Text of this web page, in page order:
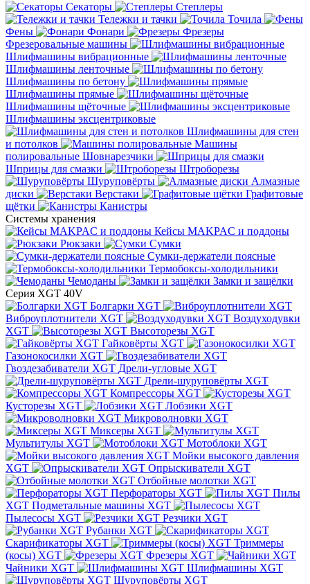
Секаторы
Степлеры
Тележки и тачки
Точила
Фены
Фонари
Фрезеры
Фрезеровальные машины
Шлифмашины вибрационные
Шлифмашины ленточные
Шлифмашины по бетону
Шлифмашины прямые
Шлифмашины щёточные
Шлифмашины эксцентриковые
Шлифмашины для стен
и потолков
Машины
полировальные Шовнарезчики
Шприцы для смазки
Штроборезы
Шуруповёрты
Алмазные
диски
Верстаки
Графитовые
щётки
Канистры
Системы хранения
Кейсы MAKPAC и поддоны
Рюкзаки
Сумки
Сумки-держатели поясные
Термобоксы-холодильники
Чемоданы
Замки и защёлки
Серия XGT 40V
Болгарки XGT
Виброуплотнители XGT
Воздуходувки
XGT
Высоторезы XGT
Гайковёрты XGT
Газонокосилки XGT
Гвоздезабиватели XGT Дрели-угловые XGT
Дрели-шуруповёрты XGT
Компрессоры XGT
Кусторезы XGT
Лобзики XGT
Микроволновки XGT
Миксеры XGT
Мультитулы XGT
Мотоблоки XGT
Мойки высокого давления
XGT
Опрыскиватели XGT
Отбойные молотки XGT
Перфораторы XGT
Пилы
XGT Подметальные машины XGT
Пылесосы XGT
Резчики XGT
Рубанки XGT
Скарификаторы XGT
Триммеры
(косы) XGT
Фрезеры XGT
Чайники XGT
Шлифмашины XGT
Шуруповёрты XGT